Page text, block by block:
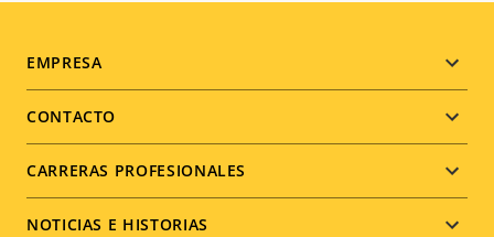
Footer
menu
EMPRESA
CONTACTO
CARRERAS PROFESIONALES
NOTICIAS E HISTORIAS